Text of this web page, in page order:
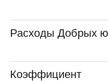
Расходы Добрых
Коэффициент